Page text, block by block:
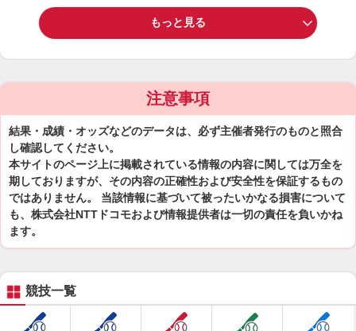
もっと見る
注意事項
結果・成績・オッズなどのデータは、必ず主催者発行のものと照合
し確認してください。
本サイトのページ上に掲載されている情報の内容に関しては万全を
期しておりますが、その内容の正確性および安全性を保証するもの
ではありません。 当該情報に基づいて被ったいかなる損害について
も、株式会社NTTドコモおよび情報提供者は一切の責任を負いかね
ます。
競技一覧